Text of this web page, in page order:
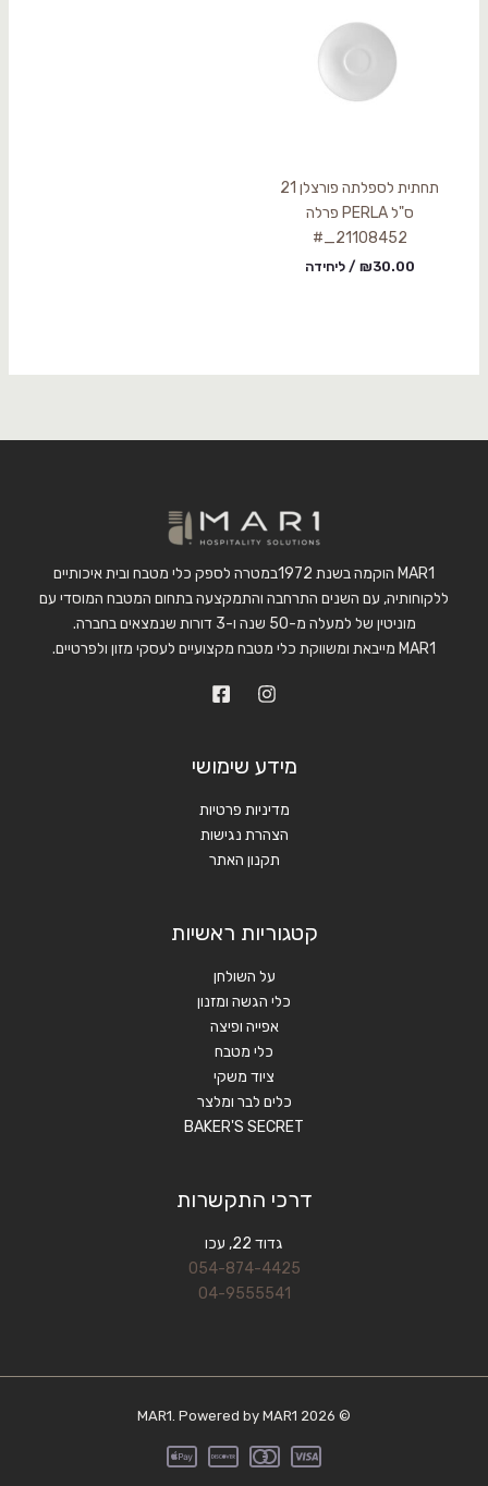
תחתית לספלתה פורצלן 21
ס"ל PERLA פרלה
21108452_#
₪30.00 / ליחידה
MAR1 הוקמה בשנת 1972במטרה לספק כלי מטבח ובית איכותיים
ללקוחותיה, עם השנים התרחבה והתמקצעה בתחום המטבח המוסדי עם
מוניטין של למעלה מ-50 שנה ו-3 דורות שנמצאים בחברה.
MAR1 מייבאת ומשווקת כלי מטבח מקצועיים לעסקי מזון ולפרטיים.
מידע שימושי
מדיניות פרטיות
הצהרת נגישות
תקנון האתר
קטגוריות ראשיות
על השולחן
כלי הגשה ומזנון
אפייה ופיצה
כלי מטבח
ציוד משקי
כלים לבר ומלצר
BAKER'S SECRET
דרכי התקשרות
גדוד 22, עכו
054-874-4425
04-9555541
© 2026 MAR1. Powered by MAR1